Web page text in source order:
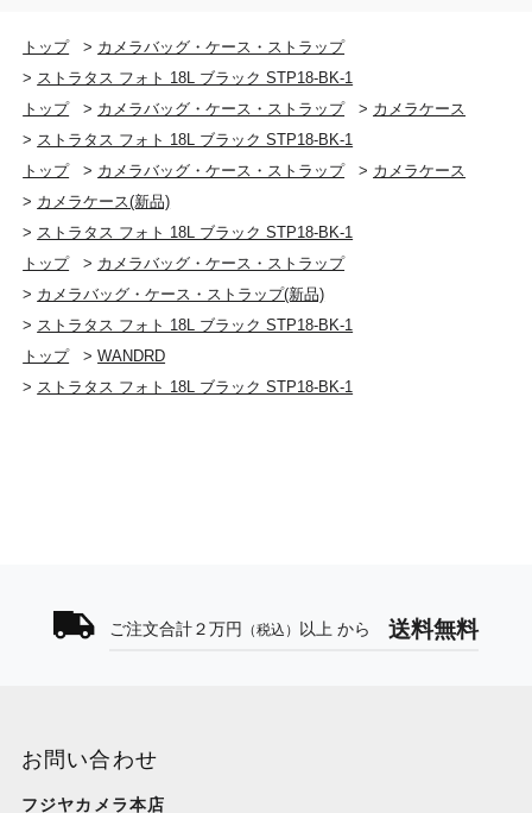
トップ > カメラバッグ・ケース・ストラップ
> ストラタス フォト 18L ブラック STP18-BK-1
トップ
> カメラバッグ・ケース・ストラップ > カメラケース
> ストラタス フォト 18L ブラック STP18-BK-1
トップ
> カメラバッグ・ケース・ストラップ > カメラケース
> カメラケース(新品)
> ストラタス フォト 18L ブラック STP18-BK-1
トップ
> カメラバッグ・ケース・ストラップ
> カメラバッグ・ケース・ストラップ(新品)
> ストラタス フォト 18L ブラック STP18-BK-1
トップ
>WANDRD
> ストラタス フォト 18L ブラック STP18-BK-1
ご注文合計２万円 （税込） 以上 から 送料無料
お問い合わせ
フジヤカメラ本店